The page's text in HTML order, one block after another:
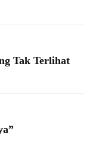
Tak Terlihat